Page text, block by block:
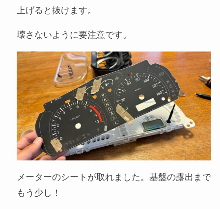
上げると抜けます。
壊さないように要注意です。
メーターのシートが取れました。基盤の露出まで
もう少し！